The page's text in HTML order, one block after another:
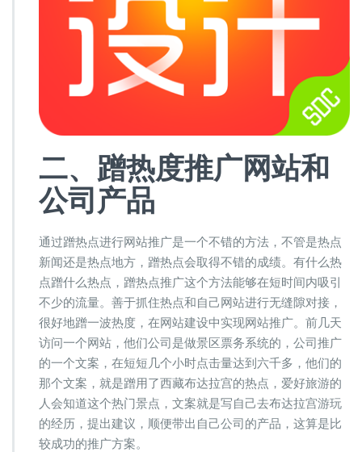
二、蹭热度推广网站和
公司产品
通过蹭热点进行网站推广是一个不错的方法，不管是热点
新闻还是热点地方，蹭热点会取得不错的成绩。有什么热
点蹭什么热点，蹭热点推广这个方法能够在短时间内吸引
不少的流量。善于抓住热点和自己网站进行无缝隙对接，
很好地蹭一波热度，在网站建设中实现网站推广。前几天
访问一个网站，他们公司是做景区票务系统的，公司推广
的一个文案，在短短几个小时点击量达到六千多，他们的
那个文案，就是蹭用了西藏布达拉宫的热点，爱好旅游的
人会知道这个热门景点，文案就是写自己去布达拉宫游玩
的经历，提出建议，顺便带出自己公司的产品，这算是比
较成功的推广方案。